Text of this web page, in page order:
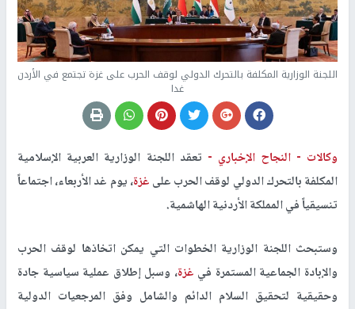
اللجنة الوزارية المكلفة بالتحرك الدولي لوقف الحرب على غزة تجتمع في الأردن
غدا
وكالات -النجاح الإخباري - تعقد اللجنة الوزارية العربية الإسلامية
المكلفة بالتحرك الدولي لوقف الحرب علىغزة، يوم غد الأربعاء، اجتماعاً
تنسيقياً في المملكة الأردنية الهاشمية.
وستبحث اللجنة الوزارية الخطوات التي يمكن اتخاذها لوقف الحرب
والإبادة الجماعية المستمرة في غزة، وسبل إطلاق عملية سياسية جادة
وحقيقية لتحقيق السلام الدائم والشامل وفق المرجعيات الدولية